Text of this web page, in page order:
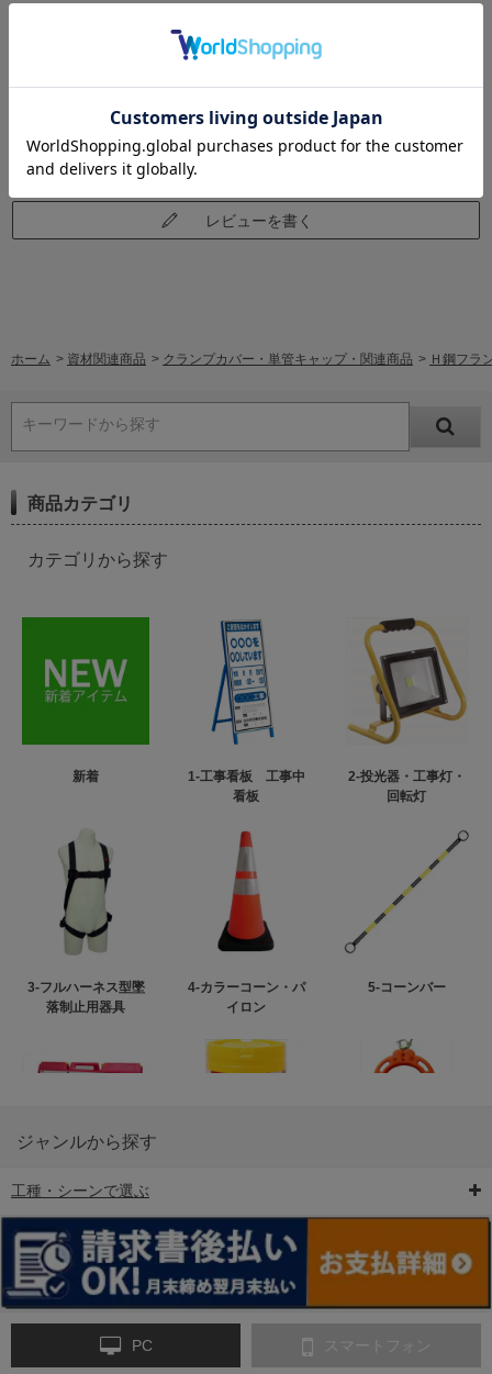
レビューはありません。
レビューを書く
ホーム > 資材関連商品 > クランプカバー・単管キャップ・関連商品 > Ｈ鋼フラ
キーワードから探す
商品カテゴリ
カテゴリから探す
新着
1-工事看板 工事中
看板
2-投光器・工事灯・
回転灯
3-フルハーネス型墜
落制止用器具
4-カラーコーン・パ
イロン
5-コーンバー
6-矢印板/LED矢印板
ンス
ジャンルから探す
工種・シーンで選ぶ
PC スマートフォン